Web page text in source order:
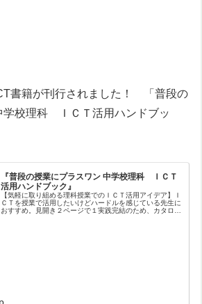
書籍が刊行されました！ 「普段の
学校理科 ＩＣＴ活用ハンドブッ
『普段の授業にプラスワン 中学校理科 ＩＣＴ
活用ハンドブック』
【気軽に取り組める理科授業でのＩＣＴ活用アイデア】Ｉ
ＣＴを授業で活用したいけどハードルを感じている先生に
おすすめ。見開き２ページで１実践完結のため、カタログ